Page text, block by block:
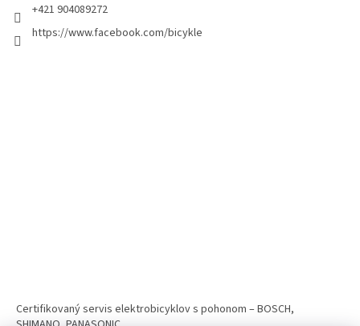
+421 904089272
https://www.facebook.com/bicykle
Certifikovaný servis elektrobicyklov s pohonom – BOSCH,